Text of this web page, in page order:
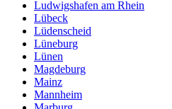
Ludwigshafen am Rhein
Lübeck
Lüdenscheid
Lüneburg
Lünen
Magdeburg
Mainz
Mannheim